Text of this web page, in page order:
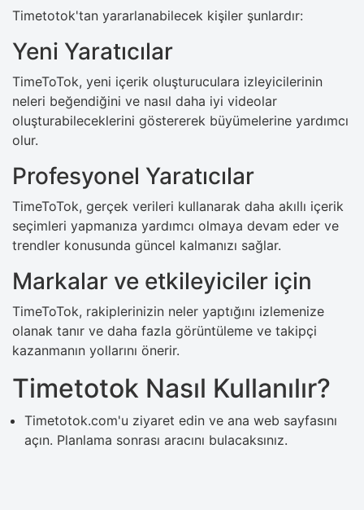
Timetotok'tan yararlanabilecek kişiler şunlardır:
Yeni Yaratıcılar
TimeToTok, yeni içerik oluşturuculara izleyicilerinin
neleri beğendiğini ve nasıl daha iyi videolar
oluşturabileceklerini göstererek büyümelerine yardımcı
olur.
Profesyonel Yaratıcılar
TimeToTok, gerçek verileri kullanarak daha akıllı içerik
seçimleri yapmanıza yardımcı olmaya devam eder ve
trendler konusunda güncel kalmanızı sağlar.
Markalar ve etkileyiciler için
TimeToTok, rakiplerinizin neler yaptığını izlemenize
olanak tanır ve daha fazla görüntüleme ve takipçi
kazanmanın yollarını önerir.
Timetotok Nasıl Kullanılır?
Timetotok.com'u ziyaret edin ve ana web sayfasını
açın. Planlama sonrası aracını bulacaksınız.